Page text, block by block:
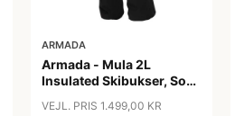
ARMADA
Armada - Mula 2L
Insulated Skibukser, Sort
VEJL. PRIS 1.499,00 KR